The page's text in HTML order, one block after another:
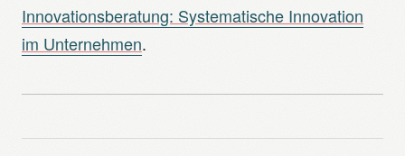
Innovationsberatung: Systematische Innovation
im Unternehmen.